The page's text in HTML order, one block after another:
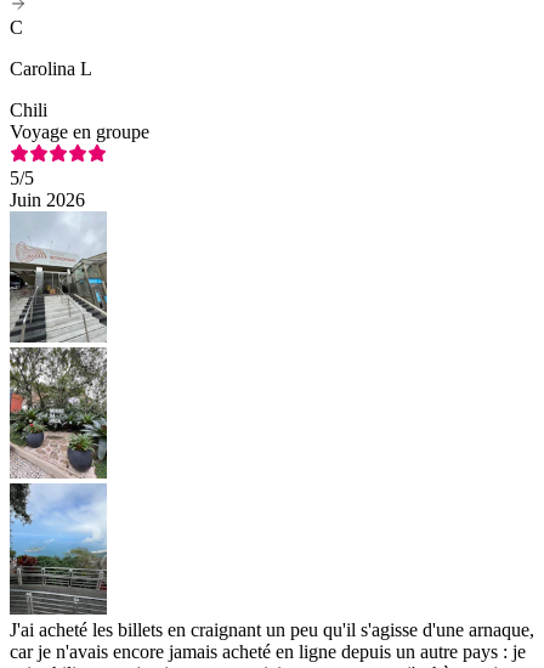
C
Carolina L
Chili
Voyage en groupe
5/5
Juin 2026
J'ai acheté les billets en craignant un peu qu'il s'agisse d'une arnaque,
car je n'avais encore jamais acheté en ligne depuis un autre pays : je